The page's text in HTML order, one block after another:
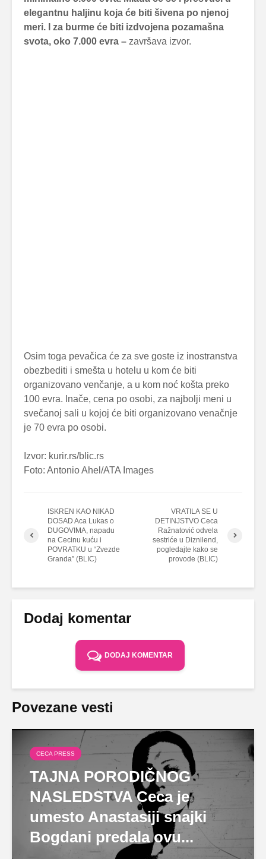
elegantnu haljinu koja će biti šivena po njenoj
meri. I za burme će biti izdvojena pozamašna
svota, oko 7.000 evra – završava izvor.
Osim toga pevačica će za sve goste iz inostranstva
obezbediti i smešta u hotelu u kom će biti
organizovano venčanje, a u kom noć košta preko
100 evra. Inače, cena po osobi, za najbolji meni u
svečanoj sali u kojoj će biti organizovano venačnje
je 70 evra po osobi.
Izvor: kurir.rs/blic.rs
Foto: Antonio Ahel/ATA Images
ISKREN KAO NIKAD
DOSAD Aca Lukas o
DUGOVIMA, napadu
na Cecinu kuću i
POVRATKU u “Zvezde
Granda” (BLIC)
VRATILA SE U
DETINJSTVO Ceca
Ražnatović odvela
sestriće u Diznilend,
pogledajte kako se
provode (BLIC)
Dodaj komentar
DODAJ KOMENTAR
Povezane vesti
CECA PRESS
TAJNA PORODIČNOG
NASLEDSTVA Ceca je
umesto Anastasiji snajki
Bogdani predala ovu...